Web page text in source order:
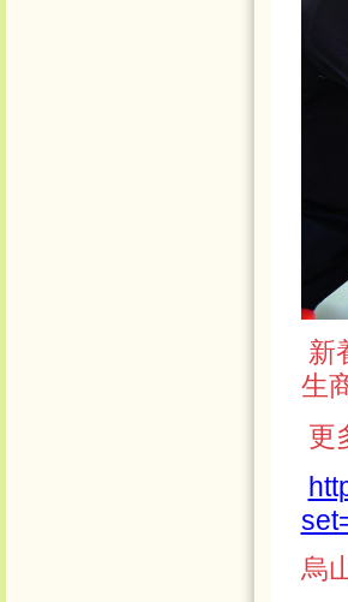
新
生
更
烏